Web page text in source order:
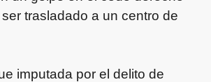
trasladado a un centro de
imputada por el delito de